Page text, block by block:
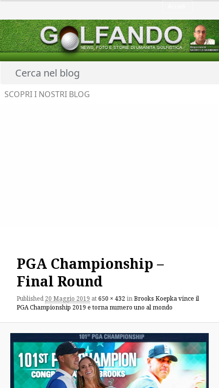
PGA Championship –
Final Round
Published 20 Maggio 2019 at650 × 432 inBrooks Koepka vince il
PGA Championship 2019 e torna numero uno al mondo